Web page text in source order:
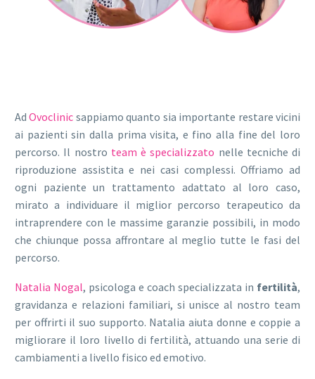
AdOvoclinic sappiamo quanto sia importante restare vicini
ai pazienti sin dalla prima visita, e fino alla fine del loro
percorso. Il nostro team è specializzato nelle tecniche di
riproduzione assistita e nei casi complessi. Offriamo ad
ogni paziente un trattamento adattato al loro caso,
mirato a individuare il miglior percorso terapeutico da
intraprendere con le massime garanzie possibili, in modo
che chiunque possa affrontare al meglio tutte le fasi del
percorso.
Natalia Nogal, psicologa e coach specializzata in fertilità,
gravidanza e relazioni familiari, si unisce al nostro team
per offrirti il suo supporto. Natalia aiuta donne e coppie a
migliorare il loro livello di fertilità, attuando una serie di
cambiamenti a livello fisico ed emotivo.